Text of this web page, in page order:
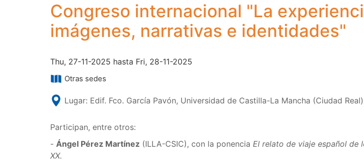
Congreso internacional "La
imágenes, narrativas e identidades"
Thu, 27-11-2025 hasta Fri, 28-11-2025
Otras sedes
Lugar: Edif. Fco. García Pavón, Universidad de Castilla-La Mancha (Ciudad Real)
Participan, entre otros:
- Ángel Pérez Martínez (ILLA-CSIC), con la ponencia El relato de viaje español de
XX.